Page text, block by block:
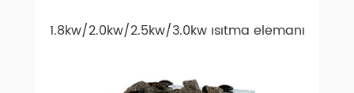
1.8kw/2.0kw/2.5kw/3.0kw ısıtma elemanı